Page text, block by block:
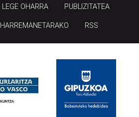
LEGE OHARRA PUBLIZITATEA
HARREMANETARAKO RSS